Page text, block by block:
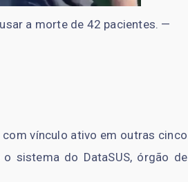
a morte de 42 pacientes. —
vínculo ativo em outras cinco
sistema do DataSUS, órgão de